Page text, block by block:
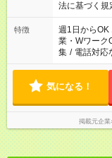
法に基づく規
特徴 週1日からOK
業・Wワーク
集 / 電話対応
気になる！
掲載元企業